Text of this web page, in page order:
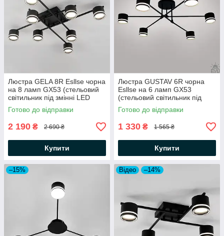
Люстра GELA 8R Esllse чорна
на 8 ламп GX53 (стельовий
світильник під змінні LED
лампи) 820x820x140мм
Готово до відправки
2 190 ₴ 2 690 ₴
Купити
Люстра GUSTAV 6R чорна
Esllse на 6 ламп GX53
(стельовий світильник під
змінні LED лампи) 850x240
мм
Готово до відправки
1 330 ₴ 1 565 ₴
Купити
–15% Відео –14%